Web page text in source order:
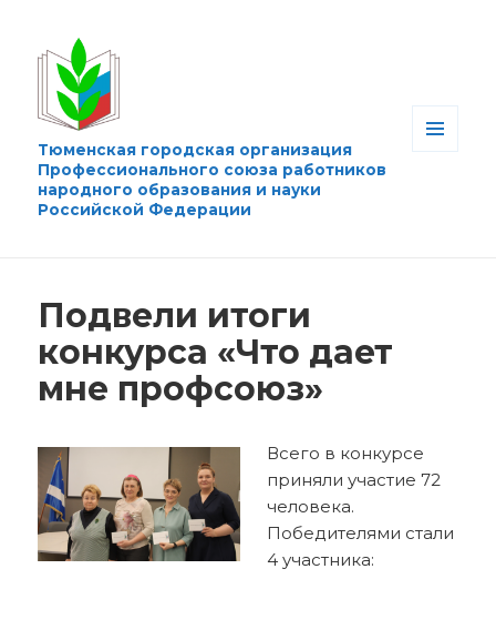
Тюменская городская организация
Профессионального союза работников
народного образования и науки
Российской Федерации
Подвели итоги
конкурса «Что дает
мне профсоюз»
Всего в конкурсе
приняли участие 72
человека.
Победителями стали
4 участника: